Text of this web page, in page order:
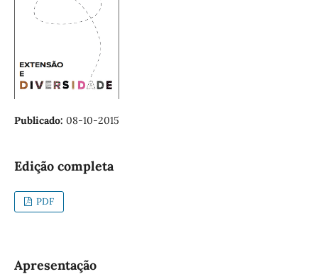
Publicado: 08-10-2015
Edição completa
PDF
Apresentação